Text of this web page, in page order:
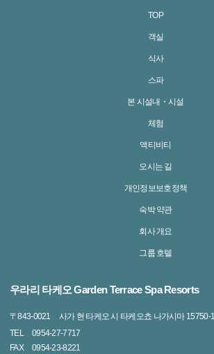
TOP
객실
식사
스파
본 시설내・시설
체험
액티비티
오시는 길
개인정보보호정책
숙박 약관
회사 개요
그룹 호텔
우라리 타케오 Garden Terrace Spa Resorts
〒843-0021
사가 현 타케오 시 타케오쵸 나가시마 15750-1
TEL
0954-27-7717
FAX
0954-23-8221